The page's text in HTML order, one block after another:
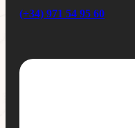
(+34) 971 54 95 60